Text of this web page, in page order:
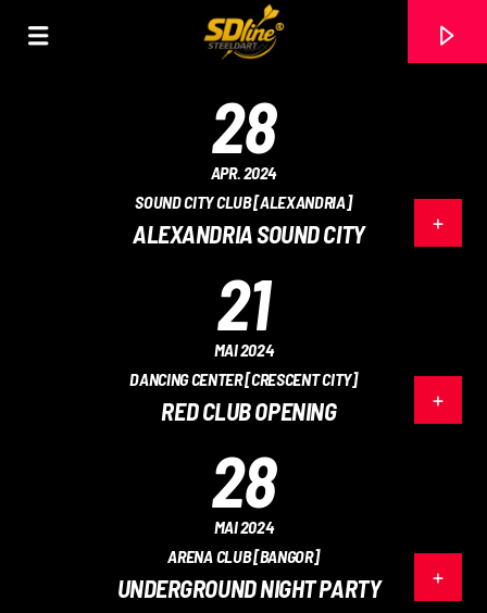
28
APR. 2024
SOUND CITY CLUB [ALEXANDRIA]
ALEXANDRIA SOUND CITY
21
MAI 2024
DANCING CENTER [CRESCENT CITY]
RED CLUB OPENING
28
MAI 2024
ARENA CLUB [BANGOR]
UNDERGROUND NIGHT PARTY